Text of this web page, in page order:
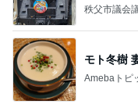
秩父市議会
モト冬樹
Amebaトピ